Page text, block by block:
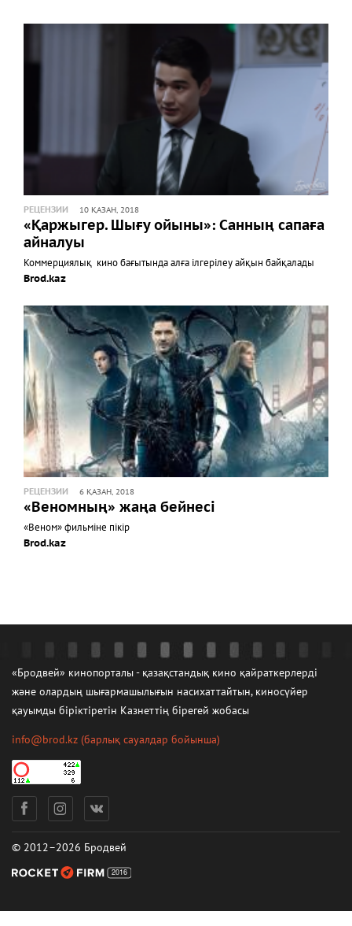
РЕЦЕНЗИИ 10 ҚАЗАН, 2018
«Қаржыгер. Шығу ойыны»: Санның сапаға
айналуы
Коммерциялық кино бағытында алға ілгерілеу айқын байқалады
Brod.kaz
РЕЦЕНЗИИ 6 ҚАЗАН, 2018
«Веномның» жаңа бейнесі
«Веном» фильміне пікір
Brod.kaz
«Бродвей» кинопорталы - қазақстандық кино қайраткерлерді
және олардың шығармашылығын насихаттайтын, киносүйер
қауымды біріктіретін Казнеттің бірегей жобасы
info@brod.kz (барлық сауалдар бойынша)
© 2012–2026 Бродвей